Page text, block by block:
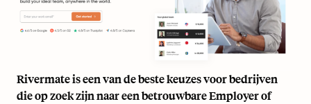
Rivermate is een van de beste keuzes voor bedrijven
die op zoek zijn naar een betrouwbare Employer of